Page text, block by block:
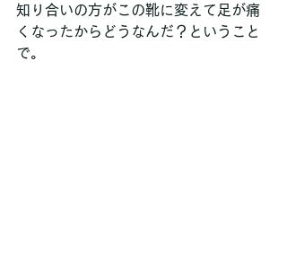
知り合いの方がこの靴に変えて足が痛
くなったからどうなんだ？ということ
で。